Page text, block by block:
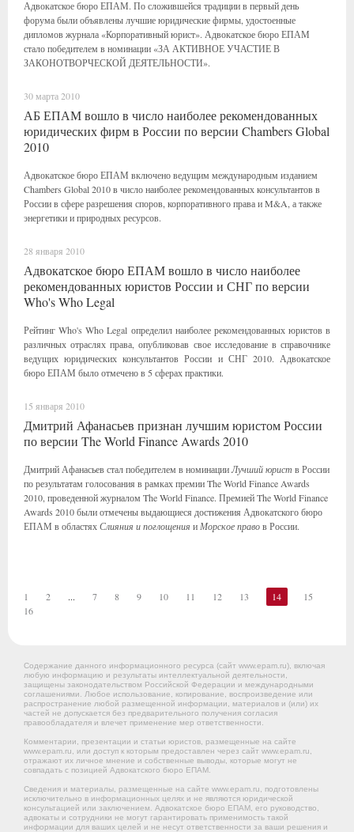
Адвокатское бюро ЕПАМ. По сложившейся традиции в первый день
форума были объявлены лучшие юридические фирмы, удостоенные
дипломов журнала «Корпоративный юрист». Адвокатское бюро ЕПАМ
стало победителем в номинации «ЗА АКТИВНОЕ УЧАСТИЕ В
ЗАКОНОТВОРЧЕСКОЙ ДЕЯТЕЛЬНОСТИ».
30 марта 2010
АБ ЕПАМ вошло в число наиболее рекомендованных
юридических фирм в России по версии Chambers Global
2010
Адвокатское бюро ЕПАМ включено ведущим международным изданием
Chambers Global 2010 в число наиболее рекомендованных консультантов в
России в сфере разрешения споров, корпоративного права и M&A, а также
энергетики и природных ресурсов.
28 января 2010
Адвокатское бюро ЕПАМ вошло в число наиболее
рекомендованных юристов России и СНГ по версии
Who's Who Legal
Рейтинг Who's Who Legal определил наиболее рекомендованных юристов в
различных отраслях права, опубликовав свое исследование в справочнике
ведущих юридических консультантов России и СНГ 2010. Адвокатское
бюро ЕПАМ было отмечено в 5 сферах практики.
15 января 2010
Дмитрий Афанасьев признан лучшим юристом России
по версии The World Finance Awards 2010
Дмитрий Афанасьев стал победителем в номинацииЛучший юрист в России
по результатам голосования в рамках премии The World Finance Awards
2010, проведенной журналом The World Finance. Премией The World Finance
Awards 2010 были отмечены выдающиеся достижения Адвокатского бюро
ЕПАМ в областяхСлияния и поглощения и Морское правов России.
1 2 ... 7 8 9 10 11 12 13 14
15
16
Содержание данного информационного ресурса (сайт www.epam.ru), включая
любую информацию и результаты интеллектуальной деятельности,
защищены законодательством Российской Федерации и международными
соглашениями. Любое использование, копирование, воспроизведение или
распространение любой размещенной информации, материалов и (или) их
частей не допускается без предварительного получения согласия
правообладателя и влечет применение мер ответственности.
Комментарии, презентации и статьи юристов, размещенные на сайте
www.epam.ru, или доступ к которым предоставлен через сайт www.epam.ru,
отражают их личное мнение и собственные выводы, которые могут не
совпадать с позицией Адвокатского бюро ЕПАМ.
Сведения и материалы, размещенные на сайте www.epam.ru, подготовлены
исключительно в информационных целях и не являются юридической
консультацией или заключением. Адвокатское бюро ЕПАМ, его руководство,
адвокаты и сотрудники не могут гарантировать применимость такой
информации для ваших целей и не несут ответственности за ваши решения и